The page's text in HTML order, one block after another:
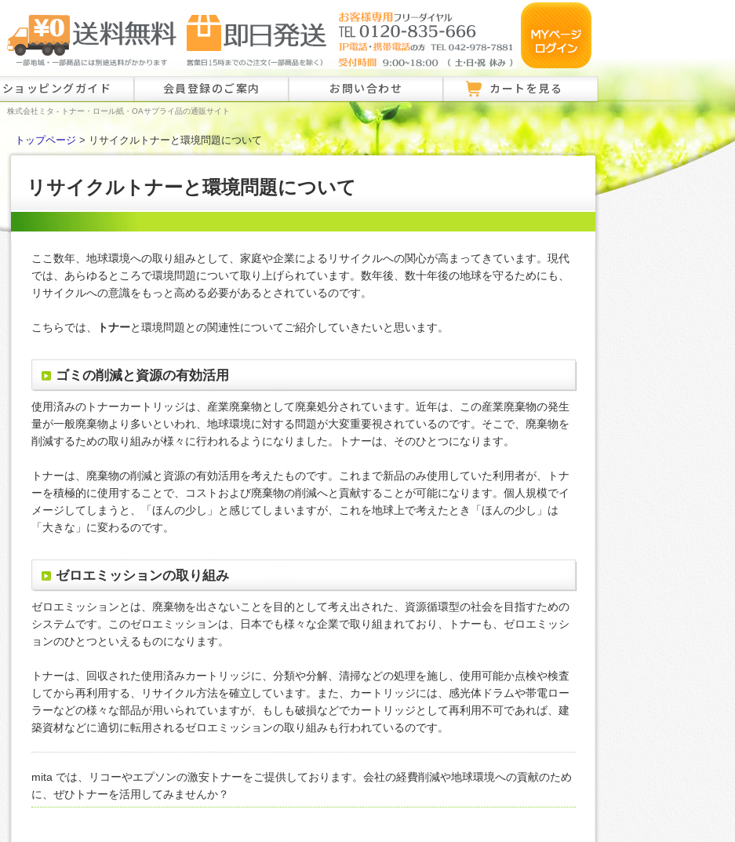
ショッピングガイド 会員登録のご案内 お問い合わせ
ロール紙特注のご相談はこちら
カートを見る
株式会社ミタ - トナー・ロール紙・OAサプライ品の通販サイト
トップページ > リサイクルトナーと環境問題について
リサイクルトナーと環境問題について
ここ数年、地球環境への取り組みとして、家庭や企業によるリサイクルへの関心が高まってきています。現代
では、あらゆるところで環境問題について取り上げられています。数年後、数十年後の地球を守るためにも、
リサイクルへの意識をもっと高める必要があるとされているのです。
こちらでは、 トナーと環境問題との関連性についてご紹介していきたいと思います。
ゴミの削減と資源の有効活用
使用済みのトナーカートリッジは、産業廃棄物として廃棄処分されています。近年は、この産業廃棄物の発生
量が一般廃棄物より多いといわれ、地球環境に対する問題が大変重要視されているのです。そこで、廃棄物を
削減するための取り組みが様々に行われるようになりました。トナーは、そのひとつになります。
トナーは、廃棄物の削減と資源の有効活用を考えたものです。これまで新品のみ使用していた利用者が、トナ
ーを積極的に使用することで、コストおよび廃棄物の削減へと貢献することが可能になります。個人規模でイ
メージしてしまうと、「ほんの少し」と感じてしまいますが、これを地球上で考えたとき「ほんの少し」は
「大きな」に変わるのです。
ゼロエミッションの取り組み
ゼロエミッションとは、廃棄物を出さないことを目的として考え出された、資源循環型の社会を目指すための
システムです。このゼロエミッションは、日本でも様々な企業で取り組まれており、トナーも、ゼロエミッシ
ョンのひとつといえるものになります。
トナーは、回収された使用済みカートリッジに、分類や分解、清掃などの処理を施し、使用可能か点検や検査
してから再利用する、リサイクル方法を確立しています。また、カートリッジには、感光体ドラムや帯電ロー
ラーなどの様々な部品が用いられていますが、もしも破損などでカートリッジとして再利用不可であれば、建
築資材などに適切に転用されるゼロエミッションの取り組みも行われているのです。
mita では、リコーやエプソンの激安トナーをご提供しております。会社の経費削減や地球環境への貢献のため
に、ぜひトナーを活用してみませんか？